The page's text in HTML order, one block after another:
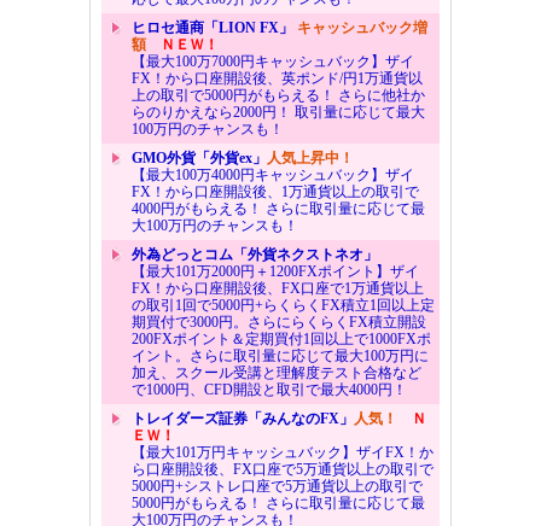
ヒロセ通商「LION FX」 キャッシュバック増
額ＮＥＷ！
【最大100万7000円キャッシュバック】ザイ
FX！から口座開設後、英ポンド/円1万通貨以
上の取引で5000円がもらえる！ さらに他社か
らのりかえなら2000円！ 取引量に応じて最大
100万円のチャンスも！
GMO外貨「外貨ex」 人気上昇中！
【最大100万4000円キャッシュバック】ザイ
FX！から口座開設後、1万通貨以上の取引で
4000円がもらえる！ さらに取引量に応じて最
大100万円のチャンスも！
外為どっとコム「外貨ネクストネオ」
【最大101万2000円＋1200FXポイント】ザイ
FX！から口座開設後、FX口座で1万通貨以上
の取引1回で5000円+らくらくFX積立1回以上定
期買付で3000円。さらにらくらくFX積立開設
200FXポイント＆定期買付1回以上で1000FXポ
イント。さらに取引量に応じて最大100万円に
加え、スクール受講と理解度テスト合格など
で1000円、CFD開設と取引で最大4000円！
トレイダーズ証券「みんなのFX」 人気！
Ｎ
ＥＷ！
【最大101万円キャッシュバック】ザイFX！か
ら口座開設後、FX口座で5万通貨以上の取引で
5000円+シストレ口座で5万通貨以上の取引で
5000円がもらえる！ さらに取引量に応じて最
大100万円のチャンスも！